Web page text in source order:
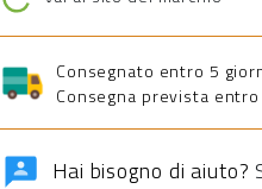
Consegnato entro 5
Consegna prevista
Hai bisogno di aiuto?